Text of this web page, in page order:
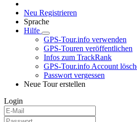
Neu Registrieren
Sprache
Hilfe
GPS-Tour.info verwenden
GPS-Touren veröffentlichen
Infos zum TrackRank
GPS-Tour.info Account
Passwort vergessen
Neue Tour erstellen
Login